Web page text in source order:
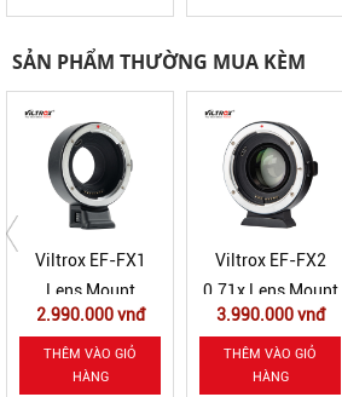
SẢN PHẨM THƯỜNG MUA KÈM
Viltrox EF-FX1
Lens Mount
Adapter
2.990.000 vnđ
THÊM VÀO GIỎ
HÀNG
Viltrox EF-FX2
0.71x Lens Mount
Adapter
3.990.000 vnđ
THÊM VÀO GIỎ
HÀNG